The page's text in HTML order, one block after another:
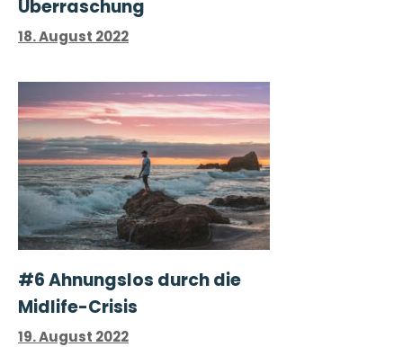
Überraschung
18. August 2022
#6 Ahnungslos durch die
Midlife-Crisis
19. August 2022